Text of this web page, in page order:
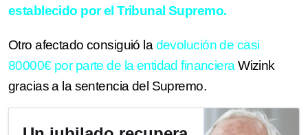
establecido por el Tribunal Supremo.
Otro afectado consiguió la devolución de casi
80000€ por parte de la entidad financiera Wizink
gracias a la sentencia del Supremo.